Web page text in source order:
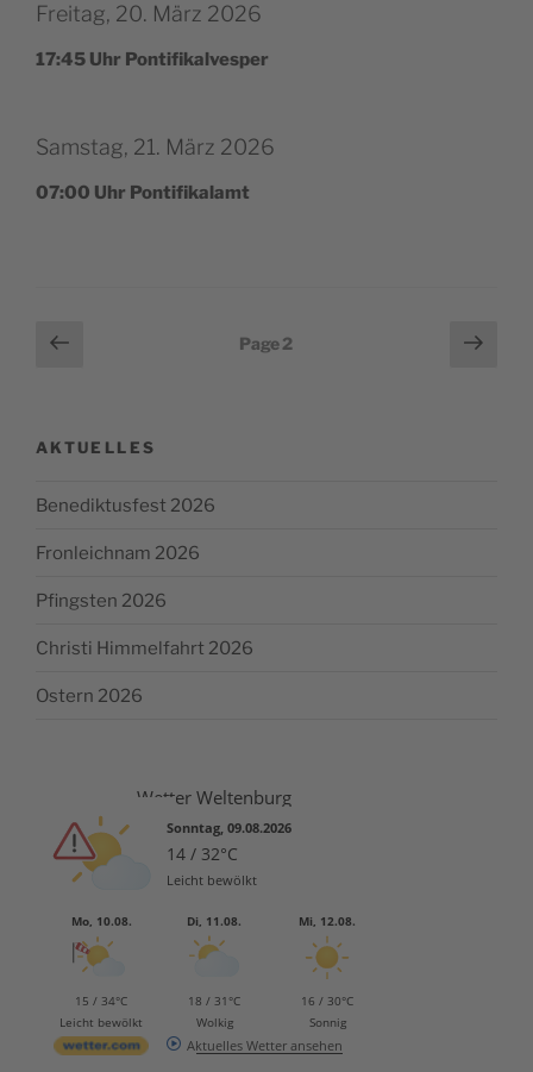
Freitag, 20. März 2026
17:45 Uhr Pontifikalvesper
Samstag, 21. März 2026
07:00 Uhr Pontifikalamt
Pagination
Page
Page2
Page
AKTUELLES
Benediktusfest 2026
Fronleichnam 2026
Pfingsten 2026
Christi Himmelfahrt 2026
Ostern 2026
Wetter Weltenburg
Sonntag, 09.08.2026
14 / 32°C
Leicht bewölkt
Mo, 10.08.
15 / 34°C
Leicht bewölkt
Di, 11.08.
18 / 31°C
Wolkig
Mi, 12.08.
16 / 30°C
Sonnig
Aktuelles Wetter ansehen